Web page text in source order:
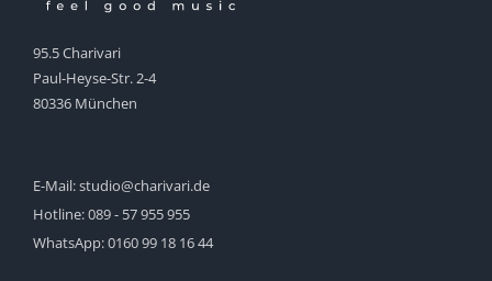
95.5 Charivari
Paul-Heyse-Str. 2-4
80336 München
E-Mail:studio@charivari.de
Hotline:089 - 57 955 955
WhatsApp:0160 99 18 16 44